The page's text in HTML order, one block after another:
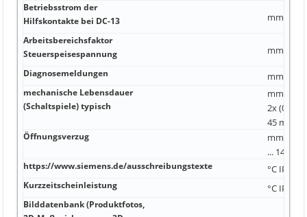
Betriebsstrom der
Hilfskontakte bei DC-13
mm²
Arbeitsbereichsfaktor
Steuerspeisespannung
mm²
Diagnosemeldungen mm²
mechanische Lebensdauer
(Schaltspiele) typisch
mm 2x
2x (0,75
45 mm
Öffnungsverzug
mm 2x
... 14), 1x
https://www.siemens.de/ausschreibungstexte °C IP00 A
Kurzzeitscheinleistung °C IP00 A
Bilddatenbank (Produktfotos,